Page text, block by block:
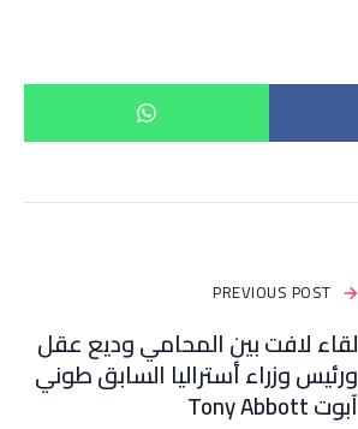
PREVIOUS POST
لقاء لافت بين المحامي وديع عقل
ورئيس وزراء أستراليا السابق طوني
آبوت Tony Abbott